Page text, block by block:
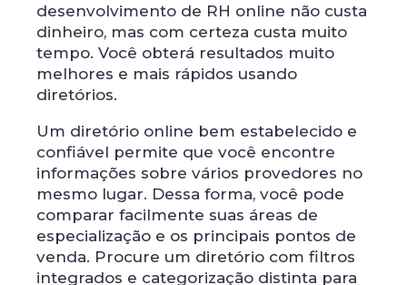
desenvolvimento de RH online não custa
dinheiro, mas com certeza custa muito
tempo. Você obterá resultados muito
melhores e mais rápidos usando
diretórios.
Um diretório online bem estabelecido e
confiável permite que você encontre
informações sobre vários provedores no
mesmo lugar. Dessa forma, você pode
comparar facilmente suas áreas de
especialização e os principais pontos de
venda. Procure um diretório com filtros
integrados e categorização distinta para